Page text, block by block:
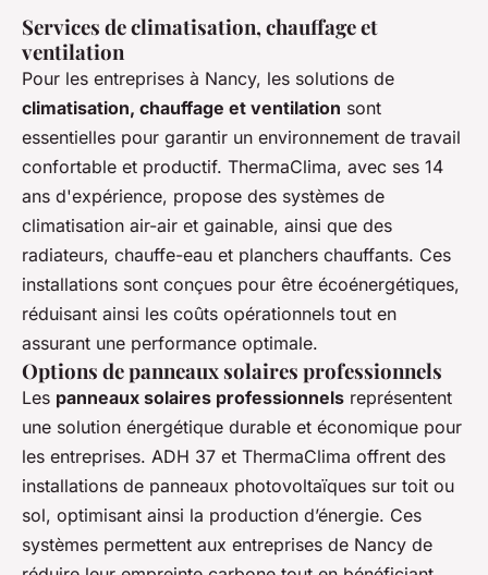
Services de climatisation, chauffage et
ventilation
Pour les entreprises à Nancy, les solutions de
climatisation, chauffage et ventilation sont
essentielles pour garantir un environnement de travail
confortable et productif. ThermaClima, avec ses 14
ans d'expérience, propose des systèmes de
climatisation air-air et gainable, ainsi que des
radiateurs, chauffe-eau et planchers chauffants. Ces
installations sont conçues pour être écoénergétiques,
réduisant ainsi les coûts opérationnels tout en
assurant une performance optimale.
Options de panneaux solaires professionnels
Les panneaux solaires professionnels représentent
une solution énergétique durable et économique pour
les entreprises. ADH 37 et ThermaClima offrent des
installations de panneaux photovoltaïques sur toit ou
sol, optimisant ainsi la production d’énergie. Ces
systèmes permettent aux entreprises de Nancy de